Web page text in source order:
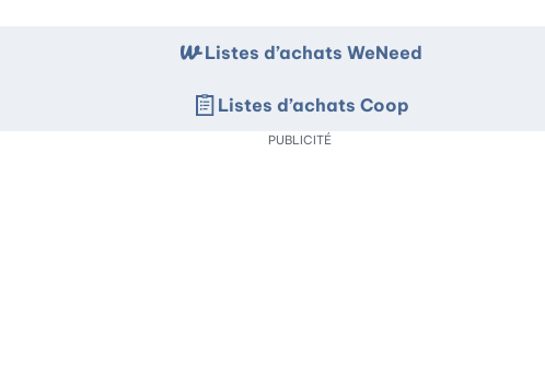
Listes d’achats WeNeed
Listes d’achats Coop
PUBLICITÉ